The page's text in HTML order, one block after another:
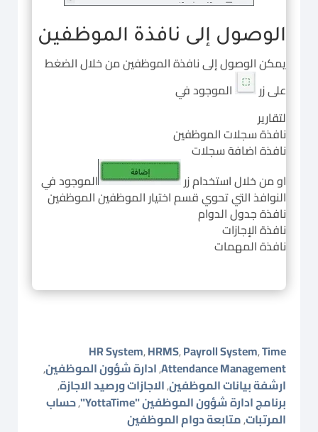
الوصول إلى نافذة الموظفين
يمكن الوصول إلى نافذة الموظفين من خلال الضغط
على زر
الموجود في
لتقارير
نافذة سجلات الموظفين
نافذة اضافة سجلات
او من خلال استخدام زر
الموجود في
النوافذ التي تحوي قسم اختيار الموظفين الموظفين
نافذة جدول الدوام
نافذة الإجازات
نافذة المهمات
HR System,HRMS,Payroll System,Time
Attendance Management
,ادارة شؤون الموظفين,
ارشفة بيانات الموظفين,الاجازات ورصيد الاجازة,
برنامج ادارة شؤون الموظفين "YottaTime" ,حساب
المرتبات,متابعة دوام الموظفين